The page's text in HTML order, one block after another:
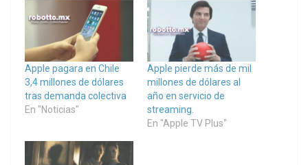
Apple pagara en Chile
3,4 millones de dólares
tras demanda colectiva
En "Noticias"
Apple pierde más de mil
millones de dólares al
año en servicio de
streaming.
En "Apple TV Plus"